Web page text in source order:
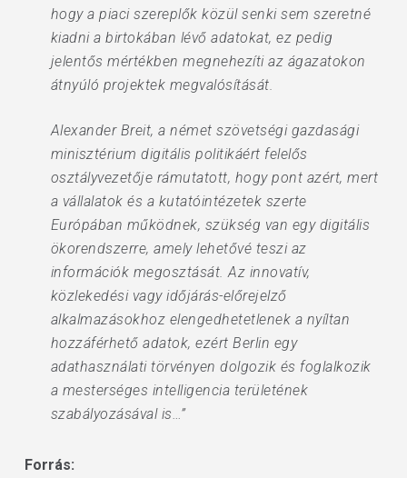
hogy a piaci szereplők közül senki sem szeretné
kiadni a birtokában lévő adatokat, ez pedig
jelentős mértékben megnehezíti az ágazatokon
átnyúló projektek megvalósítását.
Alexander Breit, a német szövetségi gazdasági
minisztérium digitális politikáért felelős
osztályvezetője rámutatott, hogy pont azért, mert
a vállalatok és a kutatóintézetek szerte
Európában működnek, szükség van egy digitális
ökorendszerre, amely lehetővé teszi az
információk megosztását. Az innovatív,
közlekedési vagy időjárás-előrejelző
alkalmazásokhoz elengedhetetlenek a nyíltan
hozzáférhető adatok, ezért Berlin egy
adathasználati törvényen dolgozik és foglalkozik
a mesterséges intelligencia területének
szabályozásával is…”
Forrás: